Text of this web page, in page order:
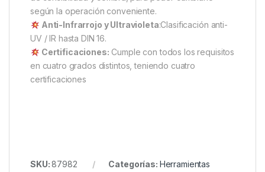
según la operación conveniente.
Anti-Infrarrojo y Ultravioleta:Clasificación anti-
UV / IR hasta DIN 16.
Certificaciones: Cumple con todos los requisitos
en cuatro grados distintos, teniendo cuatro
certificaciones
SKU:87982 Categorías: Herramientas